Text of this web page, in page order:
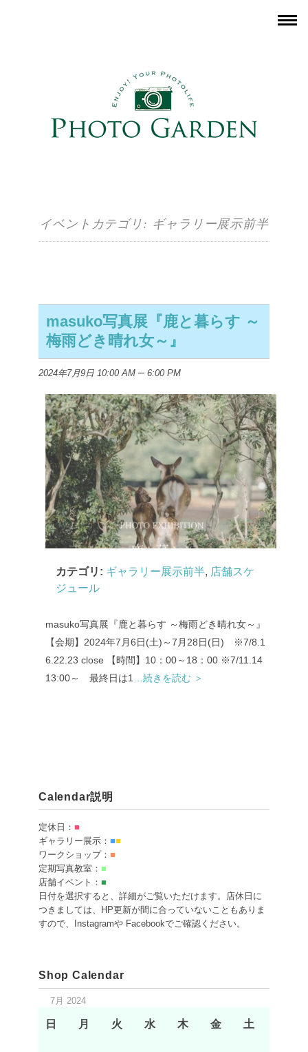
イベントカテゴリ: ギャラリー展示前半
masuko写真展『鹿と暮らす ～
梅雨どき晴れ女～』
2024年7月9日 10:00 AM – 6:00 PM
カテゴリ: ギャラリー展示前半, 店舗スケ
ジュール
masuko写真展『鹿と暮らす ～梅雨どき晴れ女～』
【会期】2024年7月6日(土)～7月28日(日) ※7/8.1
6.22.23 close 【時間】10：00～18：00 ※7/11.14
13:00～ 最終日は1
…続きを読む ＞
Calendar説明
定休日： ■
ギャラリー展示： ■■
ワークショップ： ■
定期写真教室： ■
店舗イベント： ■
日付を選択すると、詳細がご覧いただけます。店休日に
つきましては、HP更新が間に合っていないこともありま
すので、Instagramや Facebookでご確認ください。
Shop Calendar
7月 2024
日 月 火 水 木 金 土